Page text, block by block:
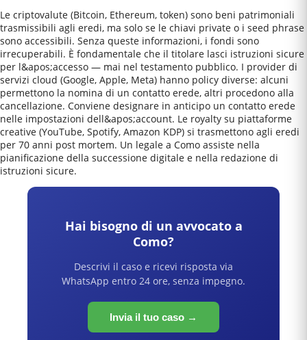
Le criptovalute (Bitcoin, Ethereum, token) sono beni patrimoniali
trasmissibili agli eredi, ma solo se le chiavi private o i seed phrase
sono accessibili. Senza queste informazioni, i fondi sono
irrecuperabili. È fondamentale che il titolare lasci istruzioni sicure
per l&apos;accesso — mai nel testamento pubblico. I provider di
servizi cloud (Google, Apple, Meta) hanno policy diverse: alcuni
permettono la nomina di un contatto erede, altri procedono alla
cancellazione. Conviene designare in anticipo un contatto erede
nelle impostazioni dell&apos;account. Le royalty su piattaforme
creative (YouTube, Spotify, Amazon KDP) si trasmettono agli eredi
per 70 anni post mortem. Un legale a Como assiste nella
pianificazione della successione digitale e nella redazione di
istruzioni sicure.
Hai bisogno di un avvocato a
Como?
Descrivi il caso e ricevi risposta via
WhatsApp entro 24 ore, senza impegno.
Invia il tuo caso →